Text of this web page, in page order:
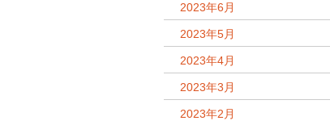
2023年6月
2023年5月
2023年4月
2023年3月
2023年2月